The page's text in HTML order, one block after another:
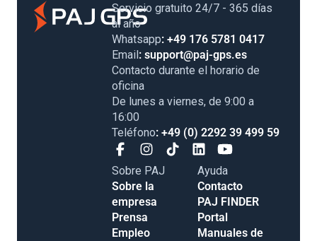
Servicio gratuito 24/7 - 365 días
al año
Whatsapp: +49 176 5781 0417
Email : support@paj-gps.es
Contacto durante el horario de
oficina
De lunes a viernes, de 9:00 a
16:00
Teléfono: +49 (0) 2292 39 499 59
Sobre PAJ
Sobre la
empresa
Prensa
Empleo
Ayuda
Contacto
PAJ FINDER
Portal
Manuales de